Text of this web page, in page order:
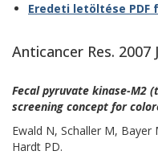
Eredeti letöltése PDF
Anticancer Res. 2007
Fecal pyruvate kinase-M2
screening concept for
Ewald N, Schaller M, Bayer
Hardt PD.